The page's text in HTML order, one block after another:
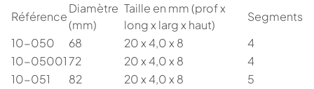
Référence
Diamètre
(mm)
Taille en mm (prof x
long x larg x haut)
Segments
10-050
68 20 x 4,0 x 8
4
10-0500172 20 x 4,0 x 8
4
10-051
82 20 x 4,0 x 8 5